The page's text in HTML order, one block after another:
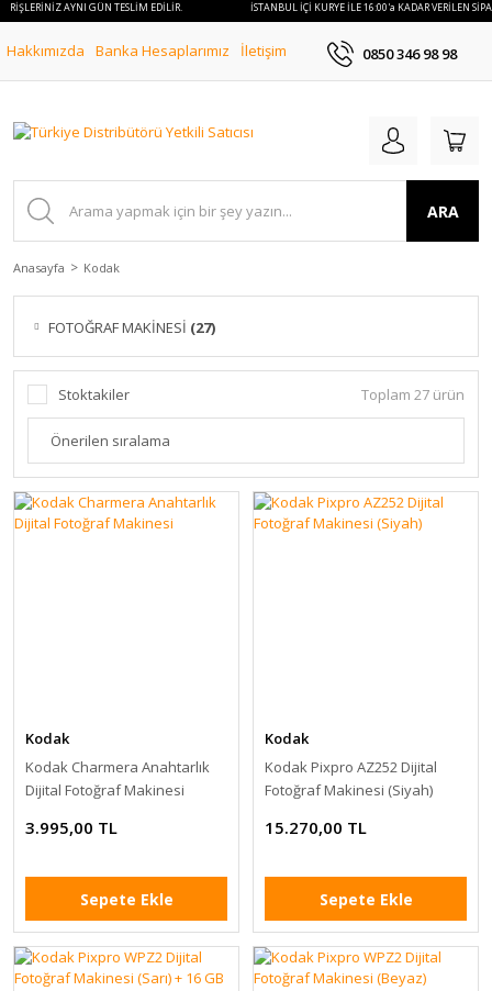
AYNI GÜN TESLİM EDİLİR. İSTANBUL İÇİ KURYE İLE 16:00'a KADAR VERİLEN
Hakkımızda Banka Hesaplarımız İletişim 0850 346 98 98
ARA
Anasayfa Kodak
FOTOĞRAF MAKİNESİ (27)
Stoktakiler Toplam 27 ürün
Kodak
Kodak Charmera Anahtarlık
Dijital Fotoğraf Makinesi
3.995,00 TL
Sepete Ekle
Kodak
Kodak Pixpro AZ252 Dijital
Fotoğraf Makinesi (Siyah)
15.270,00 TL
Sepete Ekle